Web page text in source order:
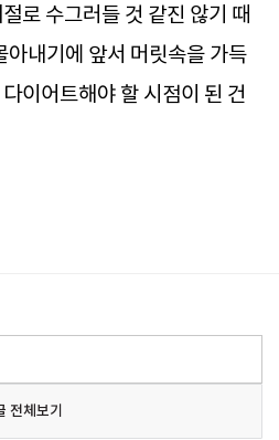
로 수그러들 것 같진 않기 때
아내기에 앞서 머릿속을 가득
이어트해야 할 시점이 된 건
전체보기